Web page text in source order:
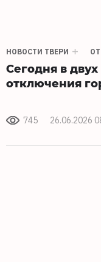
НОВОСТИ ТВЕРИ
Сегодня в
отключения
745 26.06.2026